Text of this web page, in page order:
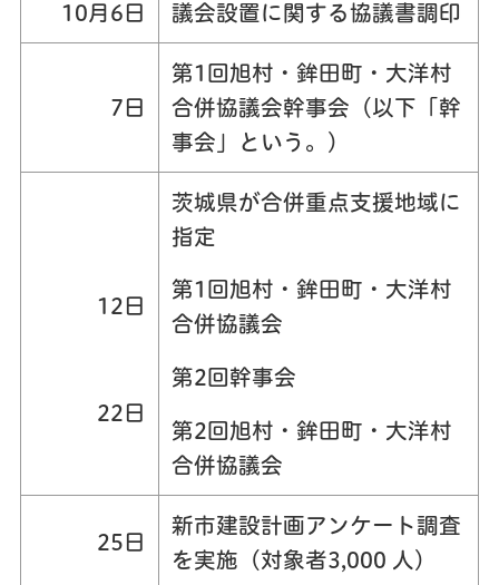
10月6日
議会設置に関する協議書調印
7日
第1回旭村・鉾田町・大洋村
合併協議会幹事会（以下「幹
事会」という。）
12日
22日
茨城県が合併重点支援地域に
指定
第1回旭村・鉾田町・大洋村
合併協議会
第2回幹事会
第2回旭村・鉾田町・大洋村
合併協議会
25日
新市建設計画アンケート調査
を実施（対象者3,000 人）